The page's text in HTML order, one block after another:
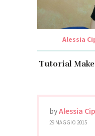
Alessia
Tutorial
byAlessia
29 MAGGIO 2015